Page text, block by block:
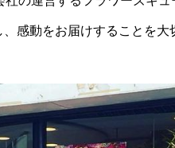
感動をお届けすることを大